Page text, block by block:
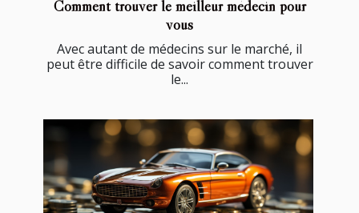
Comment trouver le meilleur médecin pour
vous
Avec autant de médecins sur le marché, il
peut être difficile de savoir comment trouver
le...